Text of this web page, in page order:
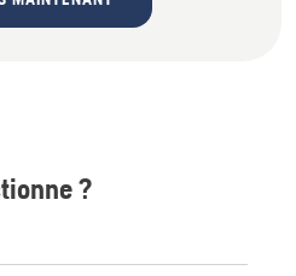
?